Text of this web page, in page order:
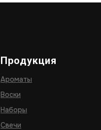
Продукция
Ароматы
Воски
Наборы
Свечи